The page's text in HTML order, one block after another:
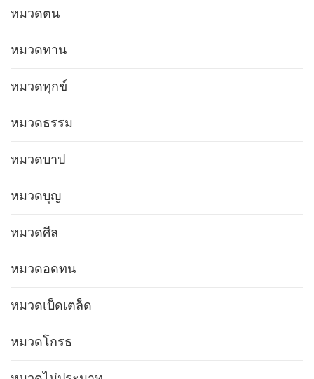
หมวดตน
หมวดทาน
หมวดทุกข์
หมวดธรรม
หมวดบาป
หมวดบุญ
หมวดศีล
หมวดอดทน
หมวดเบ็ดเตล็ด
หมวดโกรธ